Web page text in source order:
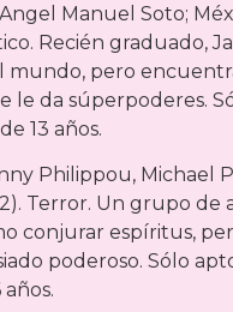
Manuel Soto;
Recién graduado,
mundo, pero
le da súperpoderes.
13 años.
Philippou, Michael
Terror. Un grupo de
conjurar espíritus,
poderoso. Sólo